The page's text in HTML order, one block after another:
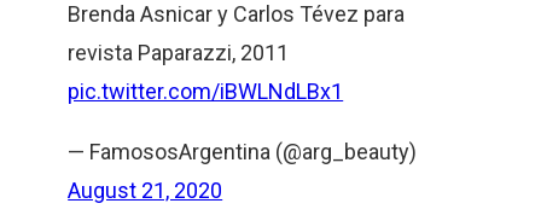
Brenda Asnicar y Carlos Tévez para
revista Paparazzi, 2011
pic.twitter.com/iBWLNdLBx1
— FamososArgentina (@arg_beauty)
August 21, 2020